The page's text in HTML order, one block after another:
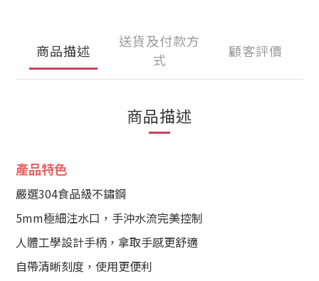
商品描述
送貨及付款方
式
顧客評價
商品描述
產品特色
嚴選304食品級不鏽鋼
5mm極細注水口，手沖水流完美控制
人體工學設計手柄，拿取手感更舒適
自帶清晰刻度，使用更便利